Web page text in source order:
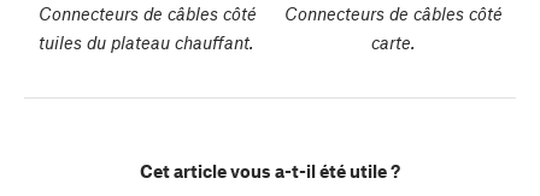
Connecteurs de câbles côté
tuiles du plateau chauffant.
Connecteurs de câbles côté
carte.
Cet article vous a-t-il été utile ?